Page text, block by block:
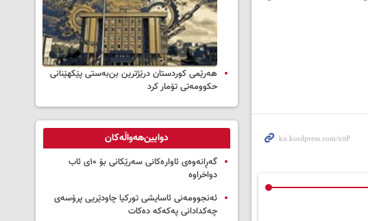
هەرێمی کوردستان درێژترین بن‌بەستی پێکهێنانی
حکوومەتی تۆمار کرد
دوایین‌هەواڵەکان
گەڕانەوەی ئاوارەکانی سەرێکانی بۆ ۱۰ی ئاب
دواخراوە
ئەنجوومەنی ئاسایشی تورکیا چاودێریی پرۆسەی
چەکدادانی پەکەکە دەکات